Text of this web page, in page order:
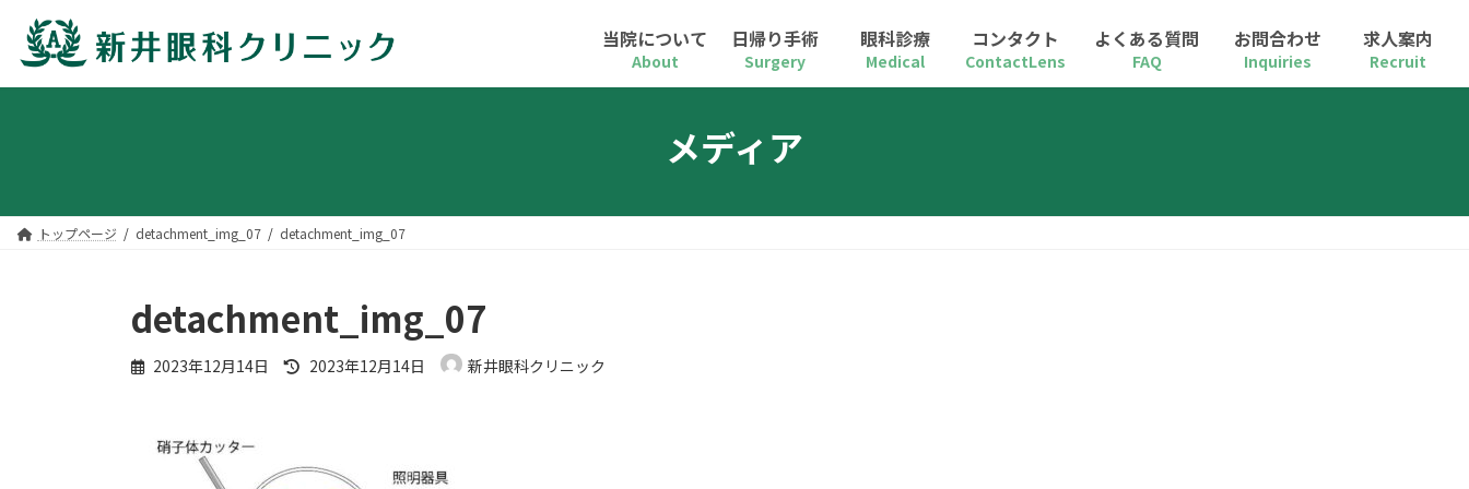
コ
へ
ナ
ョ
当院について
About
日帰り手術
Surgery
眼科診療
Medical
コンタクト
ContactLens
よくある質問
FAQ
お問合わせ
Inquiries
求人案内
Recruit
メディア
トップページ detachment_img_07 detachment_img_07
detachment_img_07
2023年12月14日
最
時
2023年12月14日 新井眼科クリニック